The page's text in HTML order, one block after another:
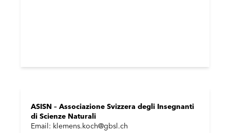
ASISN – Associazione Svizzera degli Insegnanti
di Scienze Naturali
Email: klemens.koch@gbsl.ch